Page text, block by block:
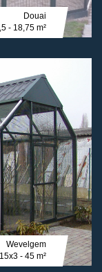
Douai
- 18,75 m²
Wevelgem
- 45 m²